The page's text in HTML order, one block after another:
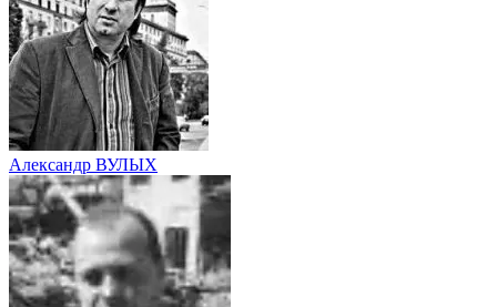
Александр ВУЛЫХ